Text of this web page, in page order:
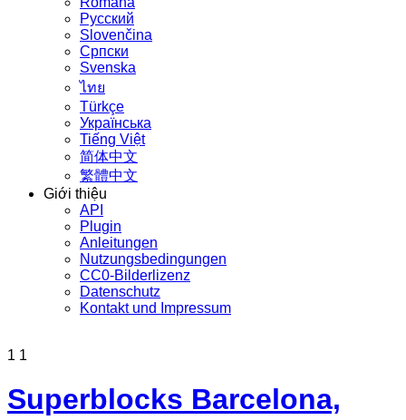
Русский
Slovenčina
Српски
Svenska
ไทย
Türkçe
Українська
Tiếng Việt
简体中文
繁體中文
Giới thiệu
API
Plugin
Anleitungen
Nutzungsbedingungen
CC0-Bilderlizenz
Datenschutz
Kontakt und Impressum
1 1
Superblocks Barcelona,